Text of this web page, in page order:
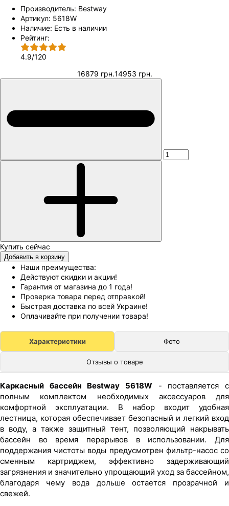
Производитель: Bestway
Артикул: 5618W
Наличие: Есть в наличии
Рейтинг:
4.9/120
16879 грн.14953 грн.
Добавить в корзину
Наши преимущества:
Действуют скидки и акции!
Гарантия от магазина до 1 года!
Проверка товара перед отправкой!
Быстрая доставка по всей Украине!
Оплачивайте при получении товара!
Характеристики Фото
Отзывы о товаре
Каркасный бассейн Bestway 5618W - поставляется с
полным комплектом необходимых аксессуаров для
комфортной эксплуатации. В набор входит удобная
лестница, которая обеспечивает безопасный и легкий вход
в воду, а также защитный тент, позволяющий накрывать
бассейн во время перерывов в использовании. Для
поддержания чистоты воды предусмотрен фильтр-насос со
сменным картриджем, эффективно задерживающий
загрязнения и значительно упрощающий уход за бассейном,
благодаря чему вода дольше остается прозрачной и
свежей.